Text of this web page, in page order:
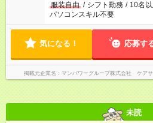
服装自由 / シフト勤務 / 10名
パソコンスキル不要
気になる！ 応募す
掲載元企業名 マンパワーグループ株式会社 ケア
未読